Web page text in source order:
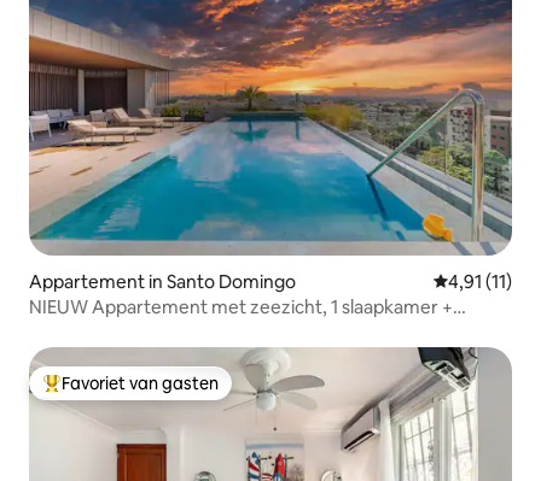
Appartement in Santo Domingo Gemiddelde
4,91 (11)
NIEUW Appartement met zeezicht, 1 slaapkamer +
Topfavoriet van gasten
Favoriet van gasten